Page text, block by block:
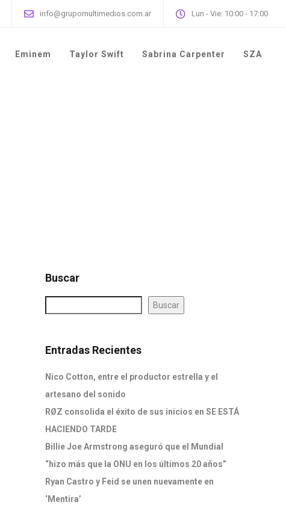
info@grupomultimedios.com.ar Lun - Vie: 10:00 - 17:00
Eminem Taylor Swift Sabrina Carpenter SZA
Buscar
Buscar
Entradas Recientes
Nico Cotton, entre el productor estrella y el
artesano del sonido
RØZ consolida el éxito de sus inicios en SE ESTÁ
HACIENDO TARDE
Billie Joe Armstrong aseguró que el Mundial
“hizo más que la ONU en los últimos 20 años”
Ryan Castro y Feid se unen nuevamente en
‘Mentira’